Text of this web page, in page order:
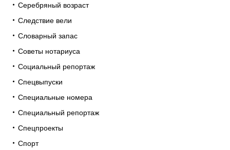
Серебряный возраст
Следствие вели
Словарный запас
Советы нотариуса
Социальный репортаж
Спецвыпуски
Специальные номера
Специальный репортаж
Спецпроекты
Спорт